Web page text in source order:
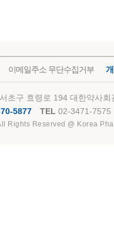
이메일주소 무단수집거부
초구 효령로 194 대한약사
5877
TEL 02-3471-7575
Rights Reserved @ Korea